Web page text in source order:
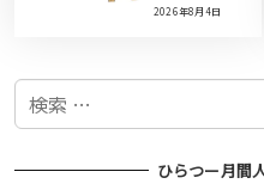
2026年8月4日
検
ひらつー月間